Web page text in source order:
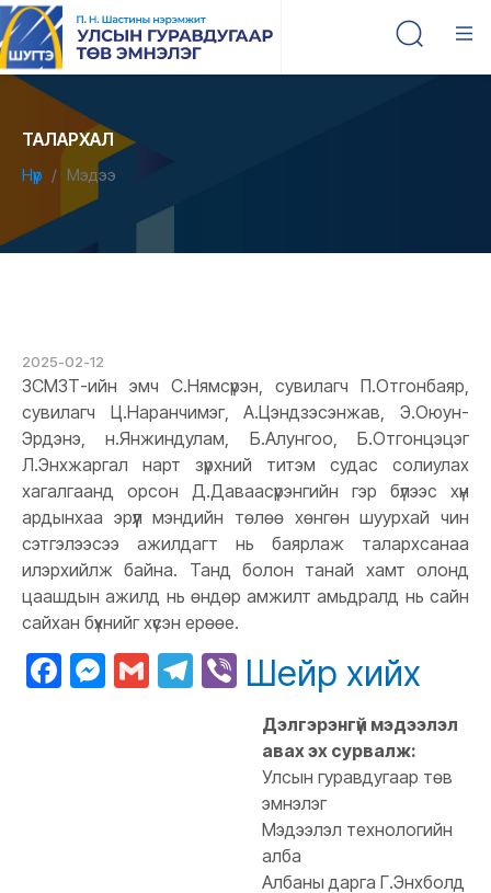
ТАЛАРХАЛ
Нүүр Мэдээ
2025-02-12
ЗСМЗТ-ийн эмч С.Нямсүрэн, сувилагч П.Отгонбаяр,
сувилагч Ц.Наранчимэг, А.Цэндзэсэнжав, Э.Оюун-
Эрдэнэ, н.Янжиндулам, Б.Алунгоо, Б.Отгонцэцэг
Л.Энхжаргал нарт зүрхний титэм судас солиулах
хагалгаанд орсон Д.Даваасүрэнгийн гэр бүлээс хүн
ардынхаа эрүүл мэндийн төлөө хөнгөн шуурхай чин
сэтгэлээсээ ажилдагт нь баярлаж талархсанаа
илэрхийлж байна. Танд болон танай хамт олонд
цаашдын ажилд нь өндөр амжилт амьдралд нь сайн
сайхан бүхнийг хүсэн ерөөе.
Facebook
Messenger
GmailTelegram
Viber
Шейр хийх
Дэлгэрэнгүй мэдээлэл
авах эх сурвалж:
Улсын гуравдугаар төв
эмнэлэг
Мэдээлэл технологийн
алба
Албаны дарга Г.Энхболд